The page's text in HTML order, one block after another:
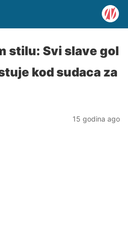
stilu: Svi slave gol
kod sudaca za
15 godina ago